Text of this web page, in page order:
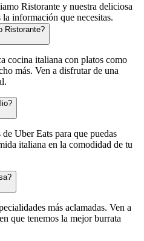
Ristorante y nuestra deliciosa
información que necesitas.
Ristorante?
cocina italiana con platos como
más. Ven a disfrutar de una
Uber Eats para que puedas
italiana en la comodidad de tu
más aclamadas. Ven a
que tenemos la mejor burrata